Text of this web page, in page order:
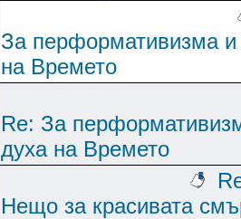
За перформативизма и
на Времето
Re: За
духа на Времето
Нещо за красивата